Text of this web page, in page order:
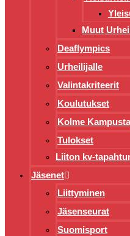
Muut
Deaflympics
Urheilijalle
Valintakriteerit
Koulutukset
Kolme Kampusta
Tulokset
Liiton kv-
Jäsenet
Liittyminen
Jäsenseurat
Suomisport